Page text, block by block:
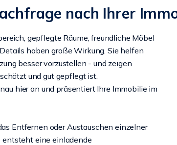
nach Ihrer
gepflegte Räume, freundliche Möbel
haben große Wirkung. Sie helfen
besser vorzustellen - und zeigen
und gut gepflegt ist.
hier an und präsentiert Ihre Immobilie im
Entfernen oder Austauschen einzelner
entsteht eine einladende